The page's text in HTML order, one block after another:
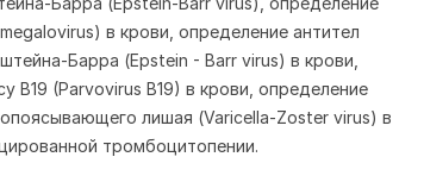
в крови, определение антител
Барра (Epstein - Barr virus) в крови,
B19 (Parvovirus B19) в крови, определение
лишая (Varicella-Zoster virus) в
тромбоцитопении.